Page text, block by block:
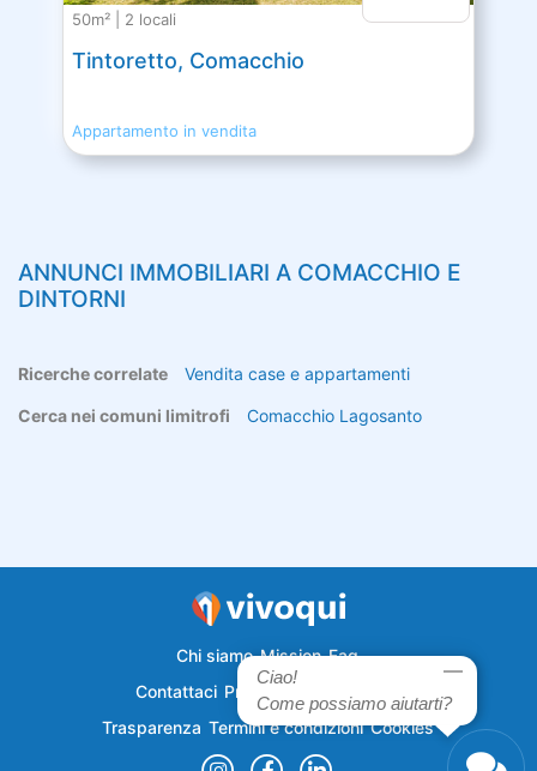
50m² | 2 locali
Tintoretto, Comacchio
Appartamento in vendita
ANNUNCI IMMOBILIARI A COMACCHIO E
DINTORNI
Ricerche correlate Vendita case e appartamenti
Cerca nei comuni limitrofi Comacchio Lagosanto
Chi siamo Mission Faq
Contattaci Privacy
Trasparenza Termini e condizioni Cookies
Ciao!
Come possiamo aiutarti?